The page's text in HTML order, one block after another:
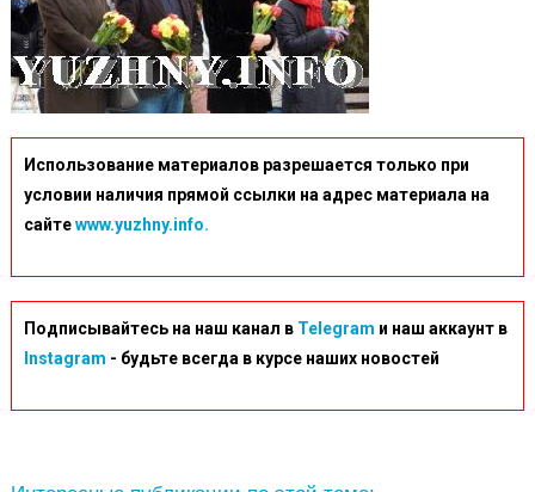
Использование материалов разрешается только при
условии наличия прямой ссылки на адрес материала на
сайтеwww.yuzhny.info.
Подписывайтесь на наш канал в Telegram и наш аккаунт в
Instagram - будьте всегда в курсе наших новостей